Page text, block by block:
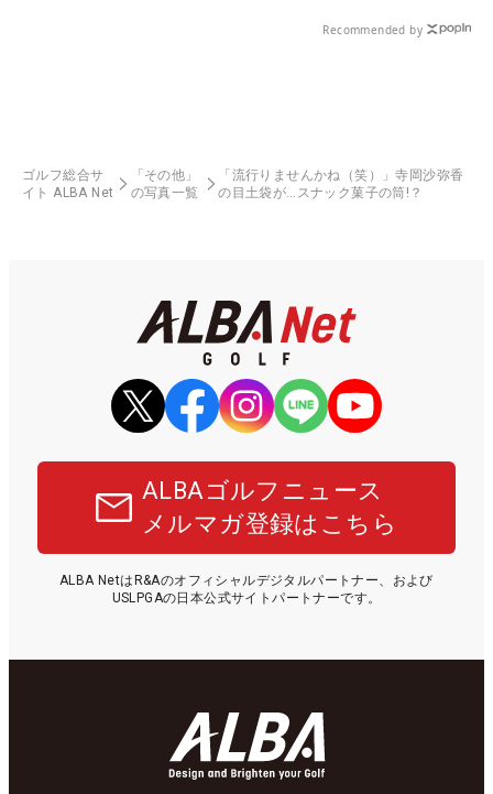
Recommended by
ゴルフ総合サ
イト ALBA Net
「その他」
の写真一覧
「流行りませんかね（笑）」寺岡沙弥香
の目土袋が…スナック菓子の筒!？
ALBAゴルフニュース
メルマガ登録はこちら
ALBA NetはR&Aのオフィシャルデジタルパートナー、および
USLPGAの日本公式サイトパートナーです。